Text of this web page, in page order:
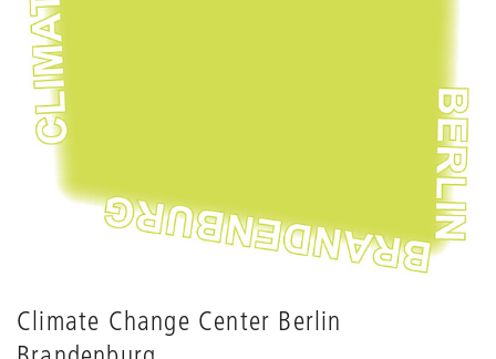
Climate Change Center Berlin